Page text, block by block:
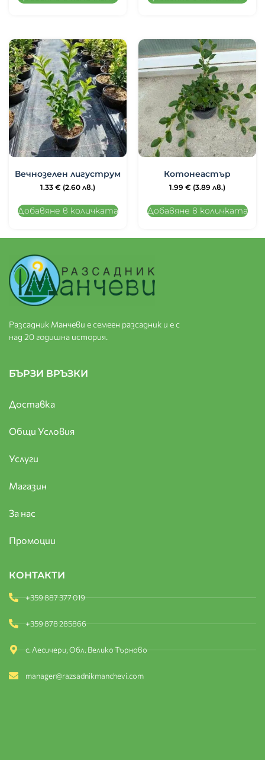
Вечнозелен лигуструм
1.33 € (2.60 лв.)
Добавяне в количката
Котонеастър
1.99 € (3.89 лв.)
Добавяне в количката
Разсадник Манчеви е семеен разсадник и е с
над 20 годишна история.
БЪРЗИ ВРЪЗКИ
Доставка
Общи Условия
Услуги
Магазин
За нас
Промоции
КОНТАКТИ
+359 887 377 019
+359 878 285866
с. Лесичери, Обл. Велико Търново
manager@razsadnikmanchevi.com